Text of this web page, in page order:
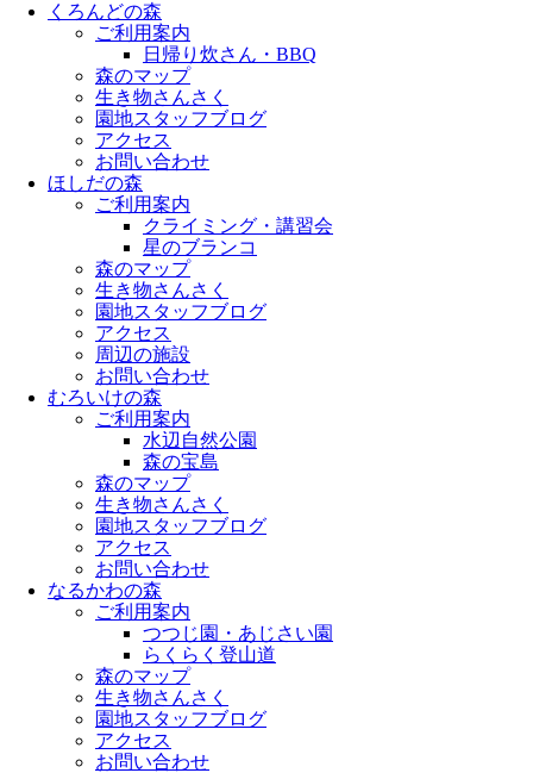
くろんどの森
ご利用案内
日帰り炊さん・BBQ
森のマップ
生き物さんさく
園地スタッフブログ
アクセス
お問い合わせ
ほしだの森
ご利用案内
クライミング・講習会
星のブランコ
森のマップ
生き物さんさく
園地スタッフブログ
アクセス
周辺の施設
お問い合わせ
むろいけの森
ご利用案内
水辺自然公園
森の宝島
森のマップ
生き物さんさく
園地スタッフブログ
アクセス
お問い合わせ
なるかわの森
ご利用案内
つつじ園・あじさい園
らくらく登山道
森のマップ
生き物さんさく
園地スタッフブログ
アクセス
お問い合わせ